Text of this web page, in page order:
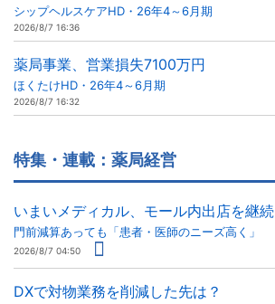
シップヘルスケアHD・26年4～6月期
2026/8/7 16:36
薬局事業、営業損失7100万円
ほくたけHD・26年4～6月期
2026/8/7 16:32
特集・連載：薬局経営
いまいメディカル、モール内出店を継続
門前減算あっても「患者・医師のニーズ高く」
2026/8/7 04:50
DXで対物業務を削減した先は？